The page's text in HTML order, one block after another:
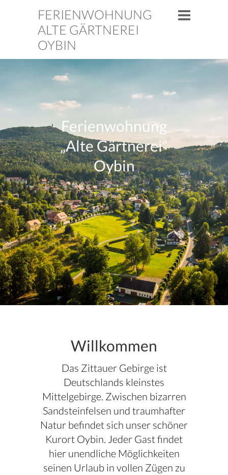
FERIENWOHNUNG
ALTE GÄRTNEREI
OYBIN
Ferienwohnung
„Alte Gärtnerei“
Oybin
Willkommen
Das Zittauer Gebirge ist
Deutschlands kleinstes
Mittelgebirge. Zwischen bizarren
Sandsteinfelsen und traumhafter
Natur befindet sich unser schöner
Kurort Oybin. Jeder Gast findet
hier unendliche Möglichkeiten
seinen Urlaub in vollen Zügen zu